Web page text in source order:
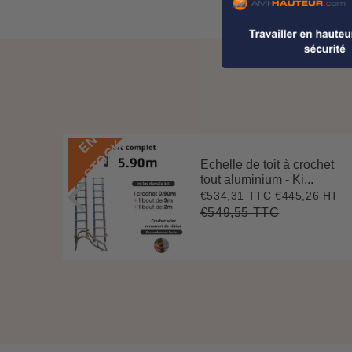
E
N
S
T
O
C
K
Echelle de toit à crochet
tout aluminium - Ki...
Prix
réduit
€534,31 TTC €534,31
€445,26 HT
Prix
€549,55 TTC€549,55